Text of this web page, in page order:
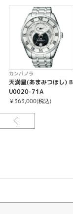
カンパノラ
天満星(あまみつほし) B
U0020-71A
￥363,000(税込)